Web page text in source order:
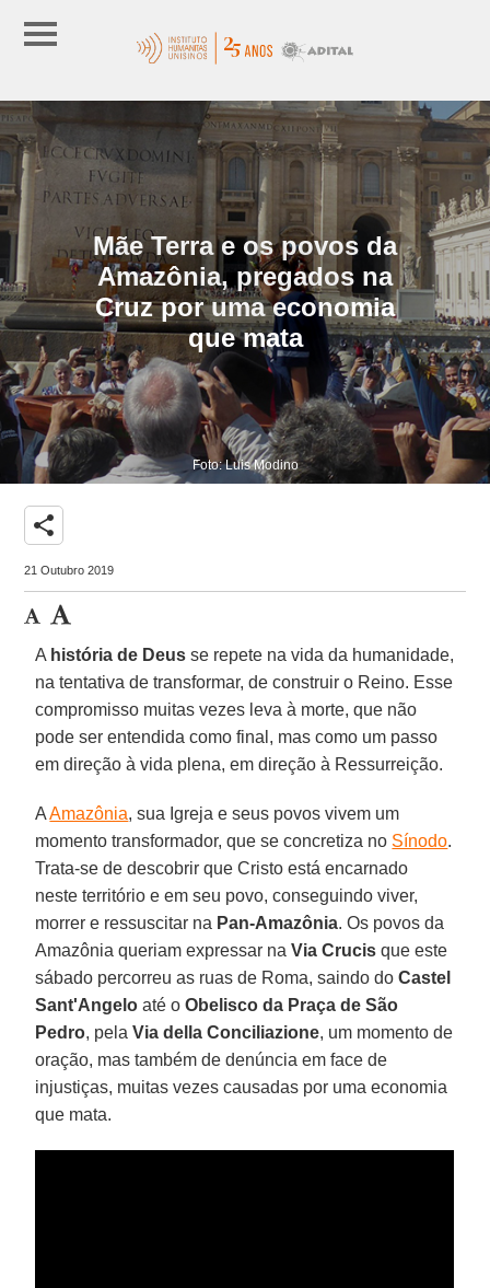
Mãe Terra e os povos da
Amazônia, pregados na
Cruz por uma economia
que mata
Foto: Luis Modino
share
21 Outubro 2019
A história de Deus se repete na vida da humanidade,
na tentativa de transformar, de construir o Reino. Esse
compromisso muitas vezes leva à morte, que não
pode ser entendida como final, mas como um passo
em direção à vida plena, em direção à Ressurreição.
AAmazônia, sua Igreja e seus povos vivem um
momento transformador, que se concretiza no Sínodo.
Trata-se de descobrir que Cristo está encarnado
neste território e em seu povo, conseguindo viver,
morrer e ressuscitar na Pan-Amazônia. Os povos da
Amazônia queriam expressar naVia Crucis que este
sábado percorreu as ruas de Roma, saindo doCastel
Sant'Angelo até oObelisco da Praça de São
Pedro, pelaVia della Conciliazione, um momento de
oração, mas também de denúncia em face de
injustiças, muitas vezes causadas por uma economia
que mata.